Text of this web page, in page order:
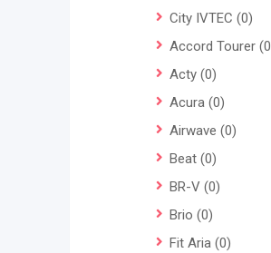
City IVTEC (0)
Accord Tourer
Acty (0)
Acura (0)
Airwave (0)
Beat (0)
BR-V (0)
Brio (0)
Fit Aria (0)